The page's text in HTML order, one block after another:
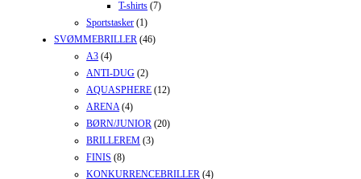
T-shirts (7)
Sportstasker (1)
SVØMMEBRILLER (46)
A3 (4)
ANTI-DUG (2)
AQUASPHERE (12)
ARENA (4)
BØRN/JUNIOR (20)
BRILLEREM (3)
FINIS (8)
KONKURRENCEBRILLER (4)